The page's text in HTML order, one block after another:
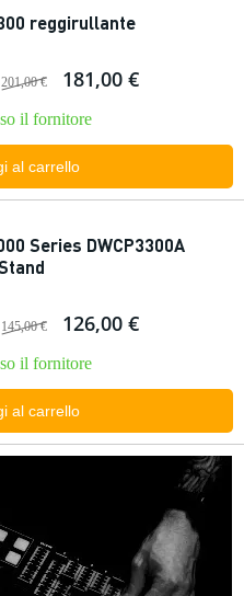
reggirullante
201,00 € 181,00 €
il fornitore
al carrello
Series DWCP3300A
145,00 € 126,00 €
il fornitore
al carrello